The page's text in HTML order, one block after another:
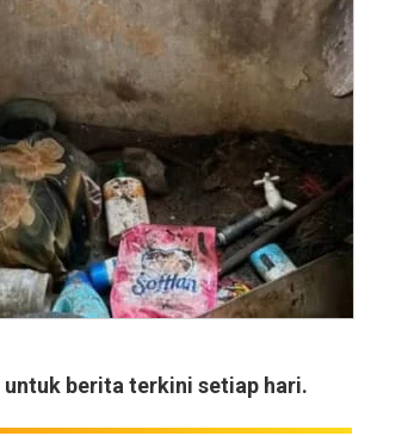
untuk berita terkini setiap hari.